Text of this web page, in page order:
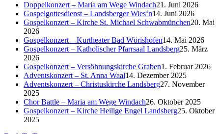
Doppelkonzert – Maria am Wege Windach21. Juni 2026
Gospelgottesdienst – Landsberger Wies‘n14. Juni 2026
Gospelkonzert – Kirche St. Michael Schwabmünchen20. Mai
2026
Gospelkonzert – Kurtheater Bad Wörishofen14. Mai 2026
Gospelkonzert – Katholischer Pfarrsaal Landsberg25. März
2026
Gospelkonzert – Versöhnungskirche Graben1. Februar 2026
Adventskonzert – St. Anna Waal14. Dezember 2025
Adventskonzert – Christuskirche Landsberg27. November
2025
Chor Battle – Maria am Wege Windach26. Oktober 2025
Gospelkonzert – Kirche Heilige Engel Landsberg25. Oktober
2025